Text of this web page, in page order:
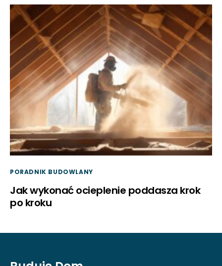
PORADNIK BUDOWLANY
Jak wykonać ocieplenie poddasza krok
po kroku